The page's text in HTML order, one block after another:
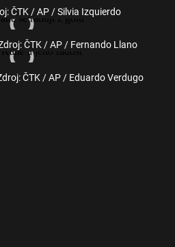
ČTK / AP / Silvia Izquierdo
ČTK / AP / Fernando Llano
ČTK / AP / Eduardo Verdugo